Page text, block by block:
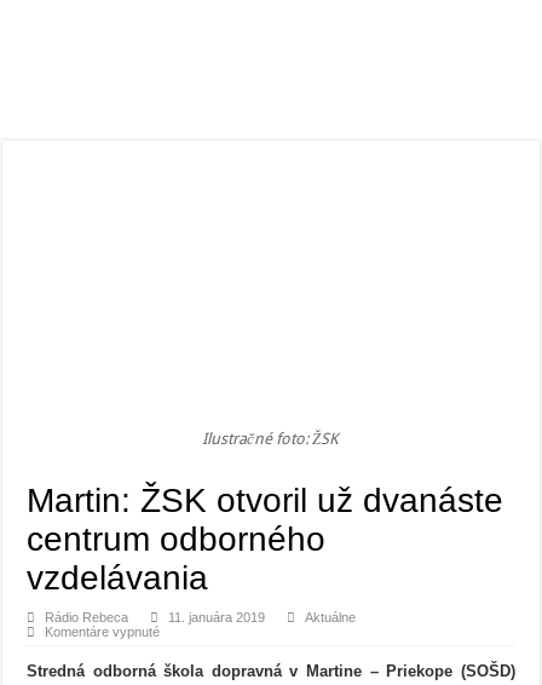
Ilustračné foto: ŽSK
Martin: ŽSK otvoril už dvanáste
centrum odborného
vzdelávania
Rádio Rebeca 11. januára 2019
Aktuálne
Komentáre vypnuténa
otvoril
Stredná odborná škola dopravná v Martine – Priekope (SOŠD)